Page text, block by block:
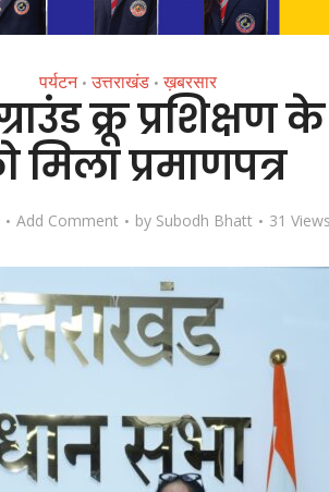
पर्यटन • उत्तराखंड • ख़बरसार
क्रू
मिला प्रमाणपत्र
Add Comment by Subodh Bhatt 31 Views